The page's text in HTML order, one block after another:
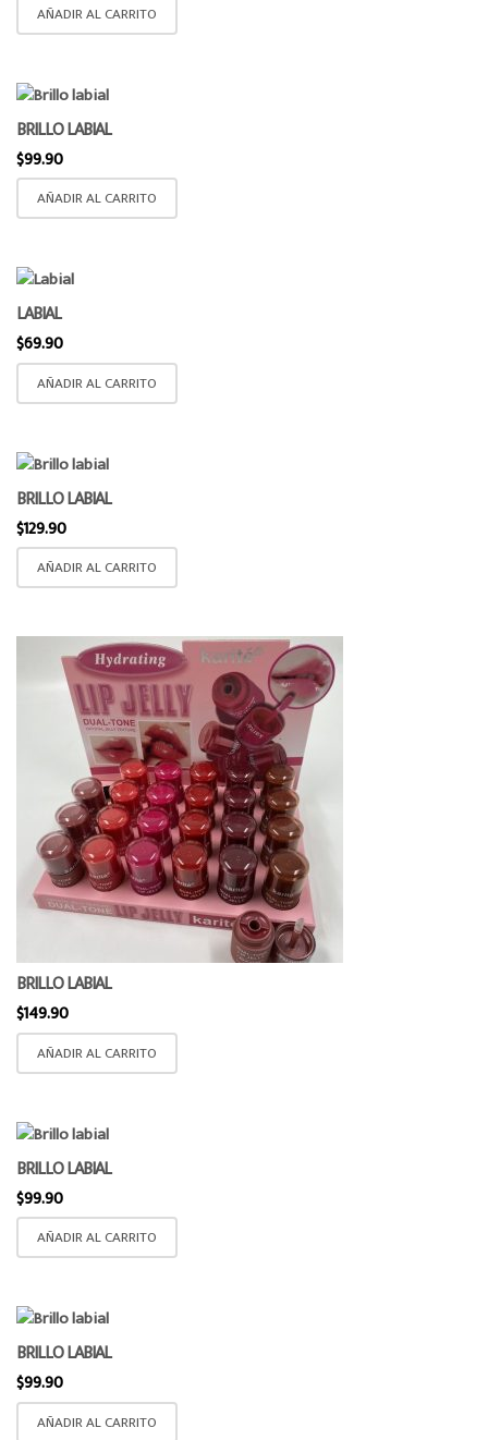
AÑADIR AL CARRITO
BRILLO LABIAL
$99.90
AÑADIR AL CARRITO
LABIAL
$69.90
AÑADIR AL CARRITO
BRILLO LABIAL
$129.90
AÑADIR AL CARRITO
BRILLO LABIAL
$149.90
AÑADIR AL CARRITO
BRILLO LABIAL
$99.90
AÑADIR AL CARRITO
BRILLO LABIAL
$99.90
AÑADIR AL CARRITO